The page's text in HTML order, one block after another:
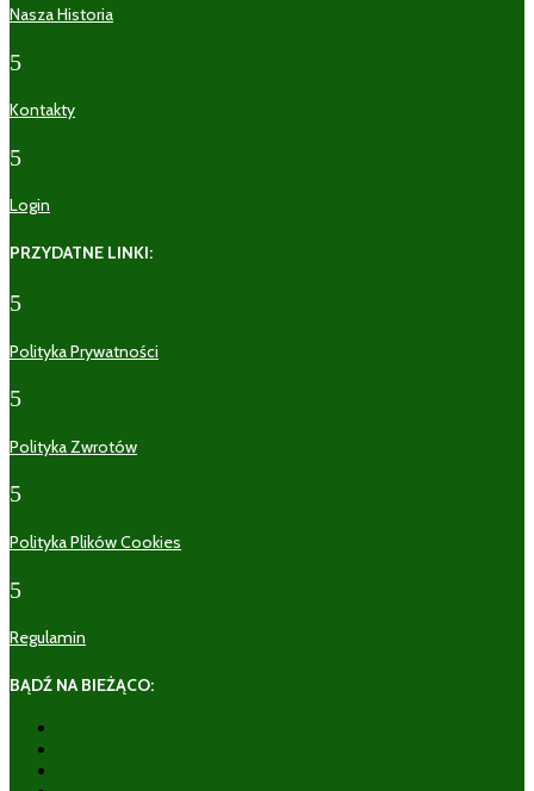
Nasza Historia
5
Kontakty
5
Login
PRZYDATNE LINKI:
5
Polityka Prywatności
5
Polityka Zwrotów
5
Polityka Plików Cookies
5
Regulamin
BĄDŹ NA BIEŻĄCO: